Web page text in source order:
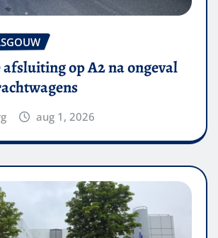
op A2 na ongeval
aug 1, 2026